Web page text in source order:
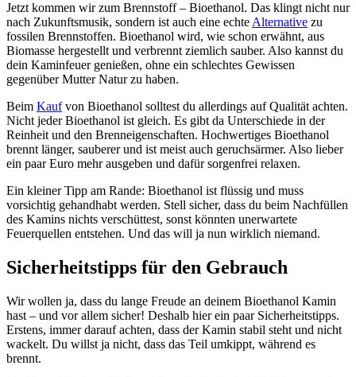
Jetzt kommen wir zum Brennstoff – Bioethanol. Das klingt nicht nur
nach Zukunftsmusik, sondern ist auch eine echte Alternative zu
fossilen Brennstoffen. Bioethanol wird, wie schon erwähnt, aus
Biomasse hergestellt und verbrennt ziemlich sauber. Also kannst du
dein Kaminfeuer genießen, ohne ein schlechtes Gewissen
gegenüber Mutter Natur zu haben.
Beim Kaufvon Bioethanol solltest du allerdings auf Qualität achten.
Nicht jeder Bioethanol ist gleich. Es gibt da Unterschiede in der
Reinheit und den Brenneigenschaften. Hochwertiges Bioethanol
brennt länger, sauberer und ist meist auch geruchsärmer. Also lieber
ein paar Euro mehr ausgeben und dafür sorgenfrei relaxen.
Ein kleiner Tipp am Rande: Bioethanol ist flüssig und muss
vorsichtig gehandhabt werden. Stell sicher, dass du beim Nachfüllen
des Kamins nichts verschüttest, sonst könnten unerwartete
Feuerquellen entstehen. Und das will ja nun wirklich niemand.
Sicherheitstipps für den Gebrauch
Wir wollen ja, dass du lange Freude an deinem Bioethanol Kamin
hast – und vor allem sicher! Deshalb hier ein paar Sicherheitstipps.
Erstens, immer darauf achten, dass der Kamin stabil steht und nicht
wackelt. Du willst ja nicht, dass das Teil umkippt, während es
brennt.